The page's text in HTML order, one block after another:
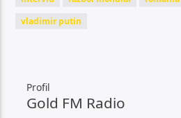
vladimir putin
Profil
Gold FM Radio